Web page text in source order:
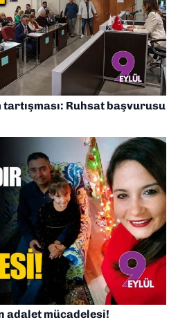
tartışması: Ruhsat başvurusu
adalet mücadelesi!